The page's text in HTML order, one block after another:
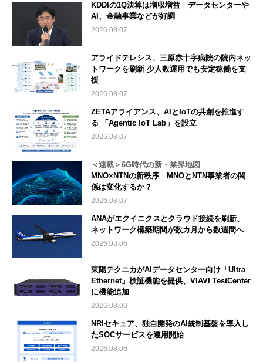
KDDIの1Q決算は増収増益 データセンターや
AI、金融事業などが好調
2026.08.07
アライドテレシス、三原赤十字病院の院内ネッ
トワークを刷新 少人数運用でも安定稼働を支
援
2026.08.07
ZETAアライアンス、AIとIoTの共創を推進す
る 「Agentic IoT Lab」を設立
2026.08.07
＜連載＞6G時代の新・業界地図
MNO×NTNの新秩序 MNOとNTN事業者の関
係は変化するか？
2026.08.07
ANAがエクイニクスとクラウド接続を刷新、
ネットワーク構築期間が数カ月から数週間へ
2026.08.06
東陽テクニカがAIデータセンター向け「Ultra
Ethernet」検証機能を提供、VIAVI TestCenter
に機能追加
2026.08.06
NRIセキュア、独自開発のAI統制基盤を導入し
たSOCサービスを運用開始
2026.08.06